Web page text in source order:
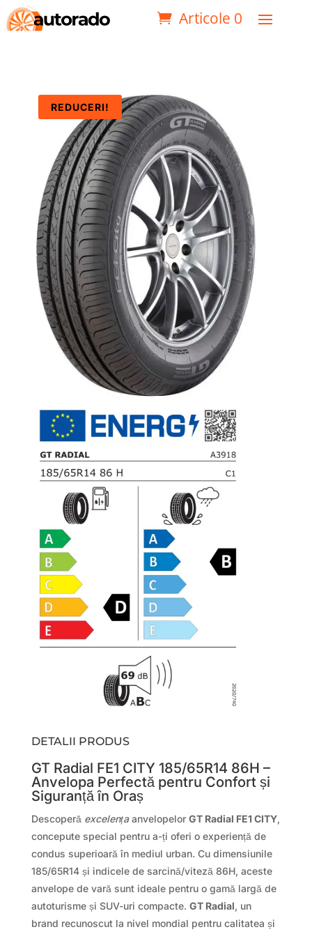
Articole 0
REDUCERI!
DETALII PRODUS
GT Radial FE1 CITY 185/65R14 86H –
Anvelopa Perfectă pentru Confort și
Siguranță în Oraș
Descoperă excelențaanvelopelor GT Radial FE1 CITY,
concepute special pentru a-ți oferi o experiență de
condus superioară în mediul urban. Cu dimensiunile
185/65R14 și indicele de sarcină/viteză 86H, aceste
anvelope de vară sunt ideale pentru o gamă largă de
autoturisme și SUV-uri compacte. GT Radial, un
brand recunoscut la nivel mondial pentru calitatea și